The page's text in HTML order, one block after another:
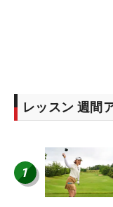
レッスン 週間
1